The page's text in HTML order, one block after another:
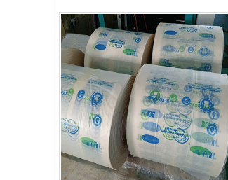
玉米淀粉可降解筒膜 制袋膜 蓝色单面印